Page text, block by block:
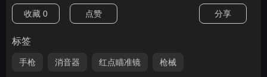
收藏 0 点赞 分享
标签
手枪 消音器 红点瞄准镜 枪械